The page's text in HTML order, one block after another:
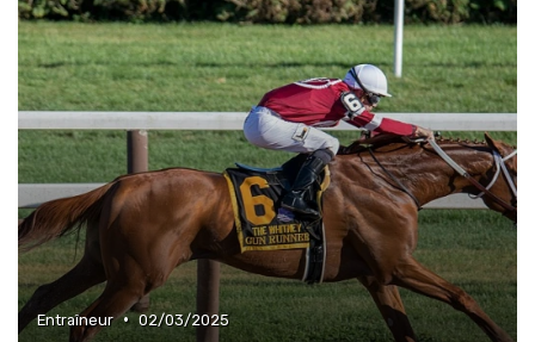
Entraîneur • 02/03/2025